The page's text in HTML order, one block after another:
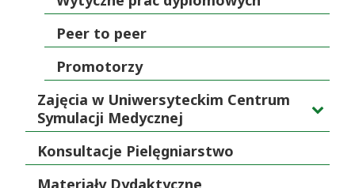
Peer to peer
Promotorzy
Zajęcia w Uniwersyteckim Centrum
Symulacji Medycznej
Konsultacje Pielęgniarstwo
Materiały Dydaktyczne